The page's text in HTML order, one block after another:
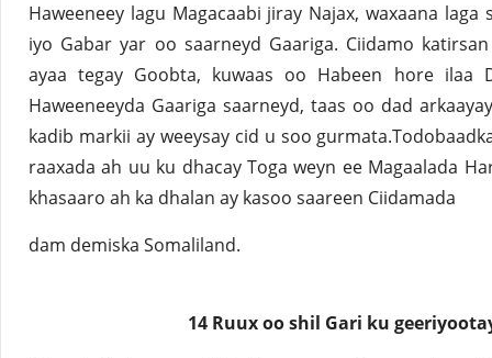
Haweeneey lagu Magacaabi jiray Najax, waxaana
iyo Gabar yar oo saarneyd Gaariga. Ciidamo
ayaa tegay Goobta, kuwaas oo Habeen hore ilaa
Haweeneeyda Gaariga saarneyd, taas oo dad
kadib markii ay weeysay cid u soo
raaxada ah uu ku dhacay Toga weyn ee Magaalada
khasaaro ah ka dhalan ay kasoo saareen Ciidamada
dam demiska Somaliland.
14 Ruux oo shil Gari ku